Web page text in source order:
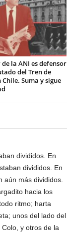
la ANI es defensor
del Tren de
Suma y sigue
divididos. En
divididos. En
aún más divididos.
hacia los
ritmo; harta
unos del lado del
y otros de la